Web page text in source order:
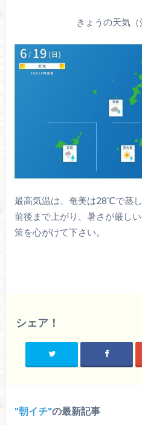
きょうの天気（
最高気温は、奄美は28℃で蒸
前後まで上がり、暑さが厳し
策を心がけて下さい。
シェア！
朝イチ の最新記事